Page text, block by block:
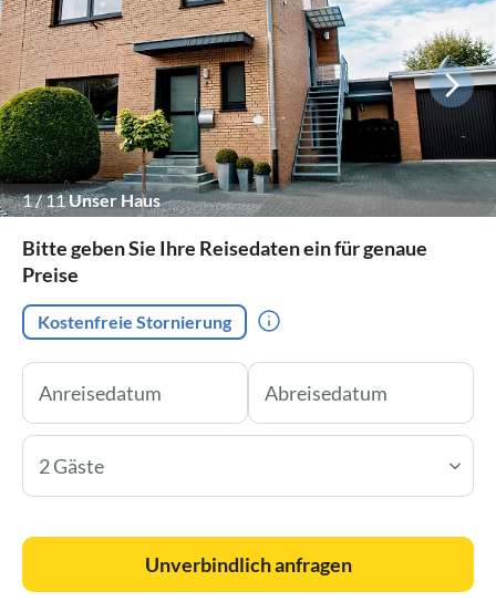
1/11Unser Haus
Bitte geben Sie Ihre Reisedaten ein für genaue
Preise
Kostenfreie Stornierung
2 Gäste
Unverbindlich anfragen